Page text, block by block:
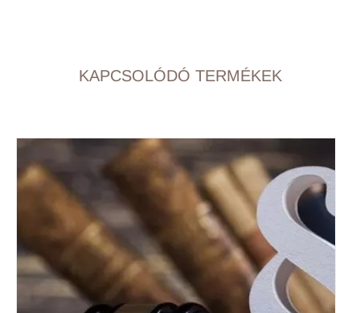
KAPCSOLÓDÓ TERMÉKEK